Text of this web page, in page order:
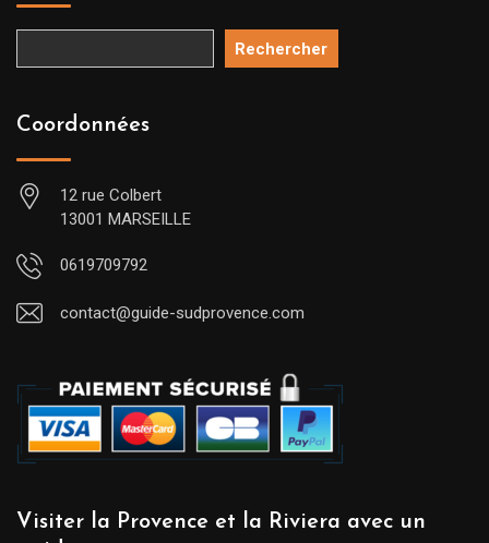
Rechercher
Coordonnées
12 rue Colbert
13001 MARSEILLE
0619709792
contact@guide-sudprovence.com
Visiter la Provence et la Riviera avec un